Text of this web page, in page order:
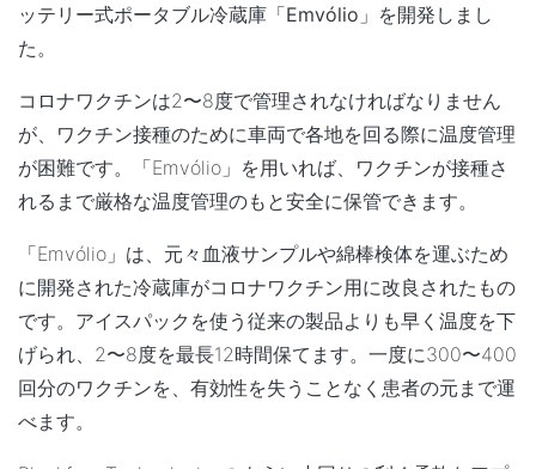
ッテリー式ポータブル冷蔵庫「Emvólio」を開発しまし
た。
コロナワクチンは2〜8度で管理されなければなりません
が、ワクチン接種のために車両で各地を回る際に温度管理
が困難です。「Emvólio」を用いれば、 ワクチンが接種さ
れるまで厳格な温度管理のもと安全に保管できます。
「Emvólio」は、元々血液サンプルや綿棒検体を運ぶため
に開発された冷蔵庫がコロナワクチン用に改良されたもの
です。アイスパックを使う従来の製品よりも早く温度を下
げられ、2〜8度を最長12時間保てます。一度に300〜400
回分のワクチンを、有効性を失うことなく患者の元まで運
べます。